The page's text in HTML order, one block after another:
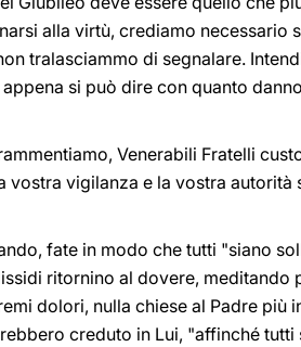
alla virtù, crediamo
tralasciammo di segnalare.
si può dire con quanto
Venerabili Fratelli
vostra vigilanza e la vostra
fate in modo che tutti "siano
ritornino al dovere, meditando
dolori, nulla chiese al Padre più
creduto in Lui, "affinché tutti